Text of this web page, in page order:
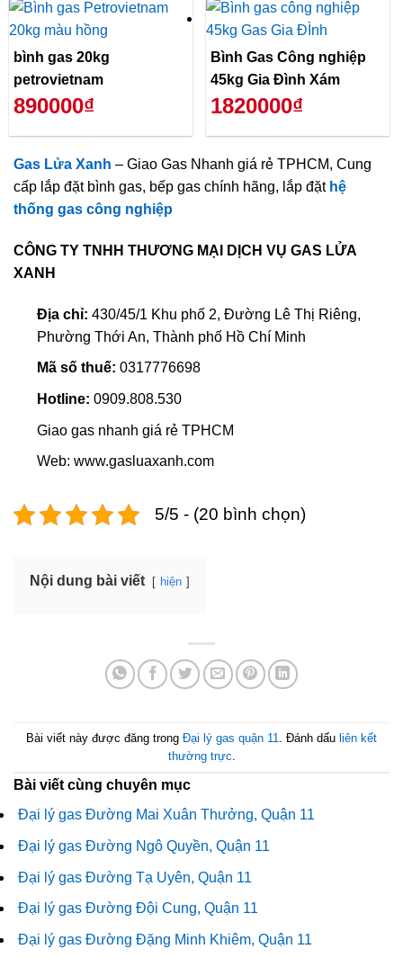
bình gas 20kg
petrovietnam
890000₫
Bình Gas Công nghiệp
45kg Gia Đình Xám
1820000₫
Gas Lửa Xanh – Giao Gas Nhanh giá rẻ TPHCM, Cung
cấp lắp đặt bình gas, bếp gas chính hãng, lắp đặt hệ
thống gas công nghiệp
CÔNG TY TNHH THƯƠNG MẠI DỊCH VỤ GAS LỬA
XANH
Địa chỉ: 430/45/1 Khu phố 2, Đường Lê Thị Riêng,
Phường Thới An, Thành phố Hồ Chí Minh
Mã số thuế: 0317776698
Hotline: 0909.808.530
Giao gas nhanh giá rẻ TPHCM
Web: www.gasluaxanh.com
5/5 - (20 bình chọn)
Nội dung bài viết hiện
Bài viết này được đăng trong Đại lý gas quận 11 . Đánh dấu liên kết
thường trực
Bài viết cùng chuyên mục
Đại lý gas Đường Mai Xuân Thưởng, Quận 11
Đại lý gas Đường Ngô Quyền, Quận 11
Đại lý gas Đường Tạ Uyên, Quận 11
Đại lý gas Đường Đội Cung, Quận 11
Đại lý gas Đường Đặng Minh Khiêm, Quận 11